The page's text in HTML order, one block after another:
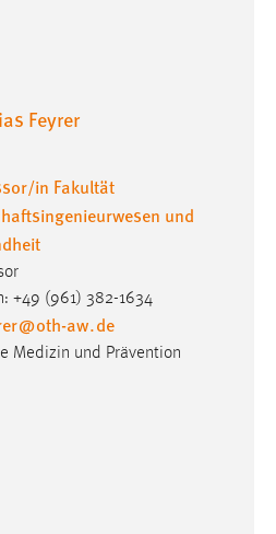
Feyrer
in Fakultät
und
+49 (961) 382-1634
@oth-aw.de
Medizin und Prävention
können, werden von diesen